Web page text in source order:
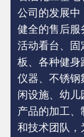
公司的发展中
健全的售后服
活动看台、固
板、各种健身
仪器、不锈钢
闲设施、幼儿
产品的加工、
和技术团队，